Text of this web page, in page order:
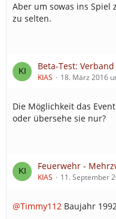
Aber um sowas ins Spiel
zu selten.
Beta-Test: Verband
KIAS 18. März 2016
Die Möglichkeit das
oder übersehe sie nur?
Feuerwehr -
KIAS 11. September
@Timmy112 Baujahr